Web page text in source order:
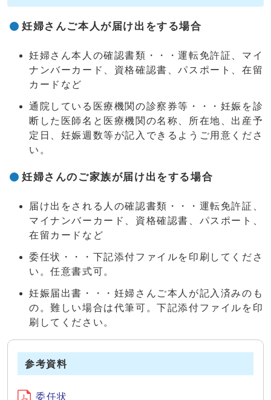
妊婦さんご本人が届け出をする場合
妊婦さん本人の確認書類・・・運転免許証、マイ
ナンバーカード、資格確認書、パスポート、在留
カードなど
通院している医療機関の診察券等・・・妊娠を診
断した医師名と医療機関の名称、所在地、出産予
定日、妊娠週数等が記入できるようご用意くださ
い。
妊婦さんのご家族が届け出をする場合
届け出をされる人の確認書類・・・運転免許証、
マイナンバーカード、資格確認書、パスポート、
在留カードなど
委任状・・・下記添付ファイルを印刷してくださ
い。任意書式可。
妊娠届出書・・・妊婦さんご本人が記入済みのも
の。難しい場合は代筆可。下記添付ファイルを印
刷してください。
参考資料
委任状